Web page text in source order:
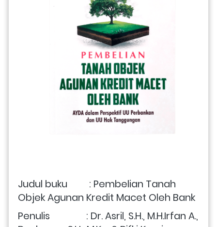
Judul buku         : Pembelian Tanah
Objek Agunan Kredit Macet Oleh Bank
Penulis               : Dr. Asril, S.H., M.H.Irfan A.,